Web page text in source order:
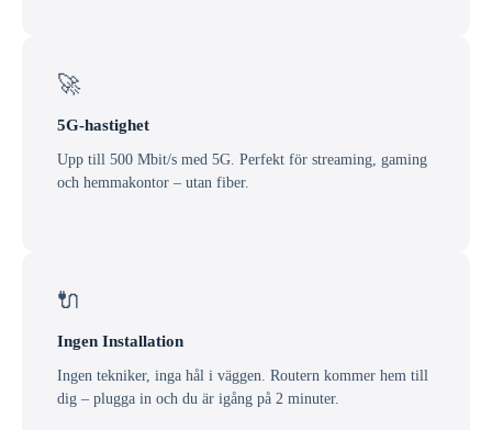
🚀
5G-hastighet
Upp till 500 Mbit/s med 5G. Perfekt för streaming, gaming
och hemmakontor – utan fiber.
🔌
Ingen Installation
Ingen tekniker, inga hål i väggen. Routern kommer hem till
dig – plugga in och du är igång på 2 minuter.